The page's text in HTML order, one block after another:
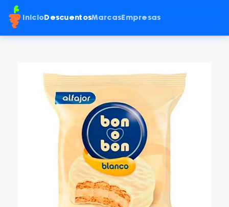
Inicio DescuentosMarcas Empresas